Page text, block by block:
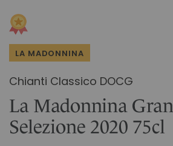
TUTTE LE IDEE REGALO
TUTTE LE ESPERIENZE
LA MADONNINA
Chianti Classico DOCG
La Madonnina Gran
Selezione 2020 75cl
all'inizio
della
galleria
di